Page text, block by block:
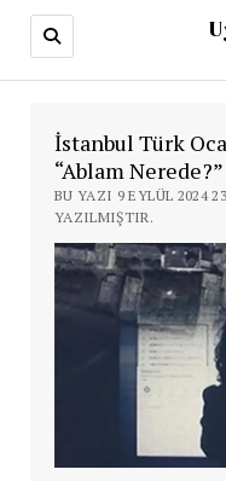
İstanbul Türk
“Ablam
BU YAZI 9 EYLÜL 2024
YAZILMIŞTIR.